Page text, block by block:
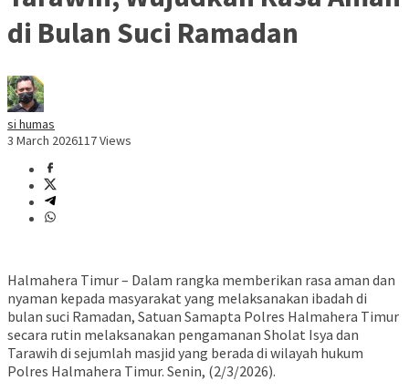
di Bulan Suci Ramadan
si humas
3 March 2026117 Views
Halmahera Timur – Dalam rangka memberikan rasa aman dan
nyaman kepada masyarakat yang melaksanakan ibadah di
bulan suci Ramadan, Satuan Samapta Polres Halmahera Timur
secara rutin melaksanakan pengamanan Sholat Isya dan
Tarawih di sejumlah masjid yang berada di wilayah hukum
Polres Halmahera Timur. Senin, (2/3/2026).